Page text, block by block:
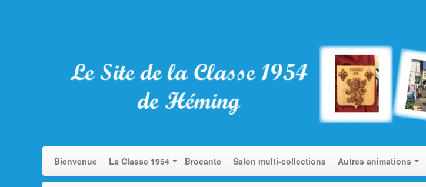
Bienvenue La Classe 1954 Brocante Salon multi-collections Autres animations